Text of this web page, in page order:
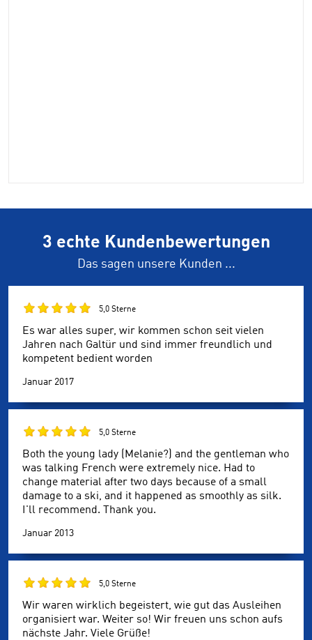
3 echte Kundenbewertungen
Das sagen unsere Kunden ...
5,0 Sterne
Es war alles super, wir kommen schon seit vielen
Jahren nach Galtür und sind immer freundlich und
kompetent bedient worden
Januar 2017
5,0 Sterne
Both the young lady (Melanie?) and the gentleman who
was talking French were extremely nice. Had to
change material after two days because of a small
damage to a ski, and it happened as smoothly as silk.
I'll recommend. Thank you.
Januar 2013
5,0 Sterne
Wir waren wirklich begeistert, wie gut das Ausleihen
organisiert war. Weiter so! Wir freuen uns schon aufs
nächste Jahr. Viele Grüße!